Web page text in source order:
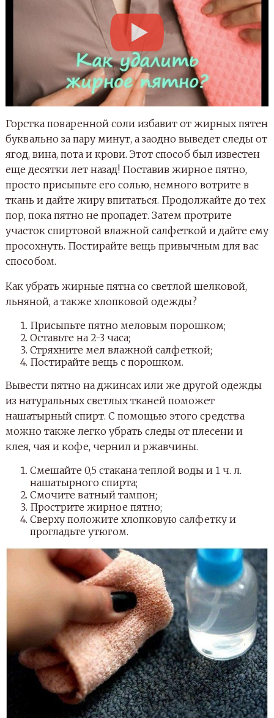
Горстка поваренной соли избавит от жирных пятен
буквально за пару минут, а заодно выведет следы от
ягод, вина, пота и крови. Этот способ был известен
еще десятки лет назад! Поставив жирное пятно,
просто присыпьте его солью, немного вотрите в
ткань и дайте жиру впитаться. Продолжайте до тех
пор, пока пятно не пропадет. Затем протрите
участок спиртовой влажной салфеткой и дайте ему
просохнуть. Постирайте вещь привычным для вас
способом.
Как убрать жирные пятна со светлой шелковой,
льняной, а также хлопковой одежды?
Присыпьте пятно меловым порошком;
Оставьте на 2-3 часа;
Стряхните мел влажной салфеткой;
Постирайте вещь с порошком.
Вывести пятно на джинсах или же другой одежды
из натуральных светлых тканей поможет
нашатырный спирт. С помощью этого средства
можно также легко убрать следы от плесени и
клея, чая и кофе, чернил и ржавчины.
Смешайте 0,5 стакана теплой воды и 1 ч. л.
нашатырного спирта;
Смочите ватный тампон;
Прострите жирное пятно;
Сверху положите хлопковую салфетку и
прогладьте утюгом.